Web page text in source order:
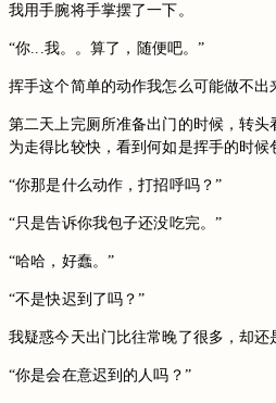
我用手腕将手掌摆了一下。
“你...我。。算了，随便吧。”
挥手这个简单的动作我怎么可能做不
第二天上完厕所准备出门的时候，转
为走得比较快，看到何如是挥手的时
“你那是什么动作，打招呼吗？”
“只是告诉你我包子还没吃完。”
“哈哈，好蠢。”
“不是快迟到了吗？”
我疑惑今天出门比往常晚了很多，却还
“你是会在意迟到的人吗？”